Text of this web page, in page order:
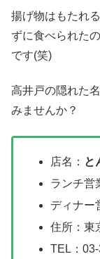
揚げ物はもたれ
ずに食べられた
です(笑)
高井戸の隠れた
みませんか？
店名： と
ランチ営
ディナー
住所：東
TEL：